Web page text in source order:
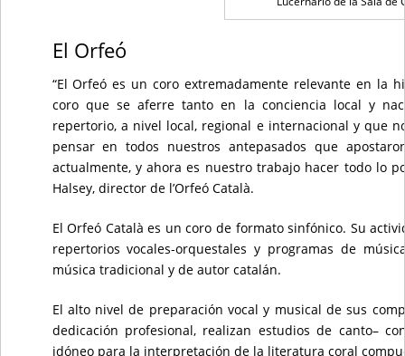
El Orfeó
“El Orfeó es un coro extremadamente relevante en la
coro que se aferre tanto en la conciencia local y
repertorio, a nivel local, regional e internacional y que
pensar en todos nuestros antepasados que
actualmente, y ahora es nuestro trabajo hacer todo lo
Halsey, director de l’Orfeó Català.
El Orfeó Català es un coro de formato sinfónico. Su
repertorios vocales-orquestales y programas de
música tradicional y de autor catalán.
El alto nivel de preparación vocal y musical de sus
dedicación profesional, realizan estudios de canto–
idóneo para la interpretación de la literatura coral